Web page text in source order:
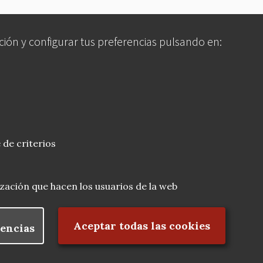
y configurar tus preferencias pulsando en:
de criterios
que hacen los usuarios de la web
Aceptar todas las cookies
Rechazar el consentimiento